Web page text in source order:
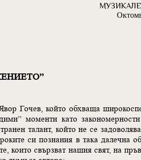
Гочев, който обхваща
моменти като
талант, който не се
си познания в така далечна
които свързват нашия свят, на